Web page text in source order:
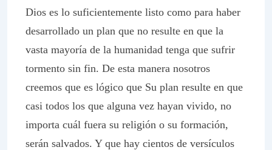
Dios es lo suficientemente listo como para haber
desarrollado un plan que no resulte en que la
vasta mayoría de la humanidad tenga que sufrir
tormento sin fin. De esta manera nosotros
creemos que es lógico que Su plan resulte en que
casi todos los que alguna vez hayan vivido, no
importa cuál fuera su religión o su formación,
serán salvados. Y que hay cientos de versículos